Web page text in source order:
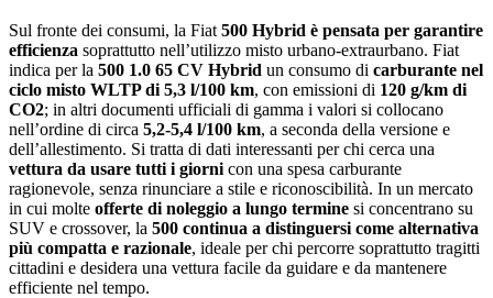
Sul fronte dei consumi, la Fiat 500 Hybrid è pensata per garantire
efficienza soprattutto nell’utilizzo misto urbano-extraurbano. Fiat
indica per la 500 1.0 65 CV Hybrid un consumo di carburante nel
ciclo misto WLTP di 5,3 l/100 km, con emissioni di 120 g/km di
CO2; in altri documenti ufficiali di gamma i valori si collocano
nell’ordine di circa 5,2-5,4 l/100 km, a seconda della versione e
dell’allestimento. Si tratta di dati interessanti per chi cerca una
vettura da usare tutti i giorni con una spesa carburante
ragionevole, senza rinunciare a stile e riconoscibilità. In un mercato
in cui molte offerte di noleggio a lungo termine si concentrano su
SUV e crossover, la 500 continua a distinguersi come alternativa
più compatta e razionale, ideale per chi percorre soprattutto tragitti
cittadini e desidera una vettura facile da guidare e da mantenere
efficiente nel tempo.